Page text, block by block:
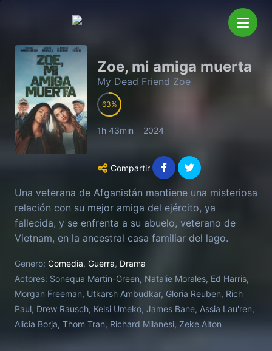
Zoe, mi amiga muerta
My Dead Friend Zoe
63
1h 43min 2024
Compartir
Una veterana de Afganistán mantiene una misteriosa
relación con su mejor amiga del ejército, ya
fallecida, y se enfrenta a su abuelo, veterano de
Vietnam, en la ancestral casa familiar del lago.
Genero: Comedia, Guerra, Drama
Actores: Sonequa Martin-Green, Natalie Morales, Ed Harris,
Morgan Freeman, Utkarsh Ambudkar, Gloria Reuben, Rich
Paul, Drew Rausch, Kelsi Umeko, James Bane, Assia Lau'ren,
Alicia Borja, Thom Tran, Richard Milanesi, Zeke Alton